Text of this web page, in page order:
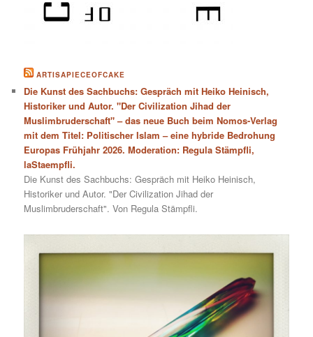
ARTISAPIECEOFCAKE
Die Kunst des Sachbuchs: Gespräch mit Heiko Heinisch,
Historiker und Autor. "Der Civilization Jihad der
Muslimbruderschaft" – das neue Buch beim Nomos-Verlag
mit dem Titel: Politischer Islam – eine hybride Bedrohung
Europas Frühjahr 2026. Moderation: Regula Stämpfli,
laStaempfli.
Die Kunst des Sachbuchs: Gespräch mit Heiko Heinisch,
Historiker und Autor. "Der Civilization Jihad der
Muslimbruderschaft". Von Regula Stämpfli.